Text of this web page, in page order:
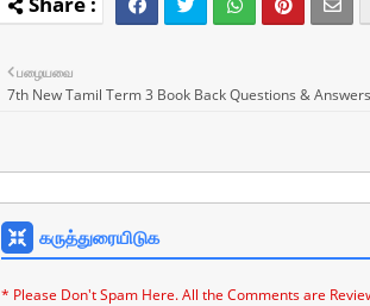
பழையவை
7th New Tamil Term 3 Book Back Questions & Answers
கருத்துரையிடுக
* Please Don't Spam Here. All the Comments are